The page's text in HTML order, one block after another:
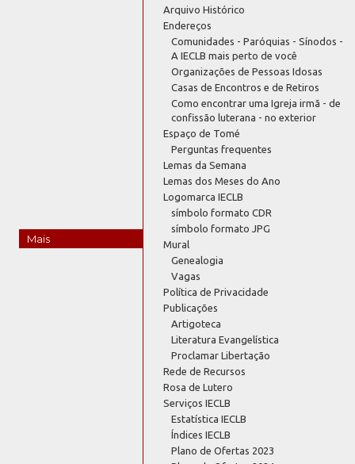
Mais
Arquivo Histórico
Endereços
Comunidades - Paróquias - Sínodos -
A IECLB mais perto de você
Organizações de Pessoas Idosas
Casas de Encontros e de Retiros
Como encontrar uma Igreja irmã - de
confissão luterana - no exterior
Espaço de Tomé
Perguntas frequentes
Lemas da Semana
Lemas dos Meses do Ano
Logomarca IECLB
símbolo formato CDR
símbolo formato JPG
Mural
Genealogia
Vagas
Política de Privacidade
Publicações
Artigoteca
Literatura Evangelística
Proclamar Libertação
Rede de Recursos
Rosa de Lutero
Serviços IECLB
Estatística IECLB
Índices IECLB
Plano de Ofertas 2023